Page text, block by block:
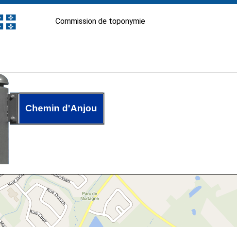
Commission de toponymie
Chemin d'Anjou